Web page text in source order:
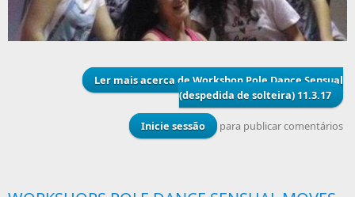
Ler maisacerca de Workshop Pole Dance Sensual
(despedida de solteira) 11.3.17
Inicie sessão para publicar comentários